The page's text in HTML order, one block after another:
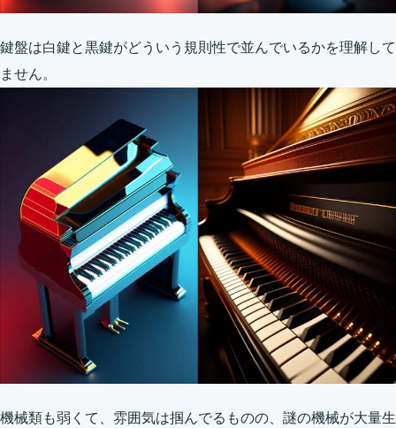
鍵盤は白鍵と黒鍵がどういう規則性で並んでいるかを理解して
ません。
機械類も弱くて、雰囲気は掴んでるものの、謎の機械が大量生